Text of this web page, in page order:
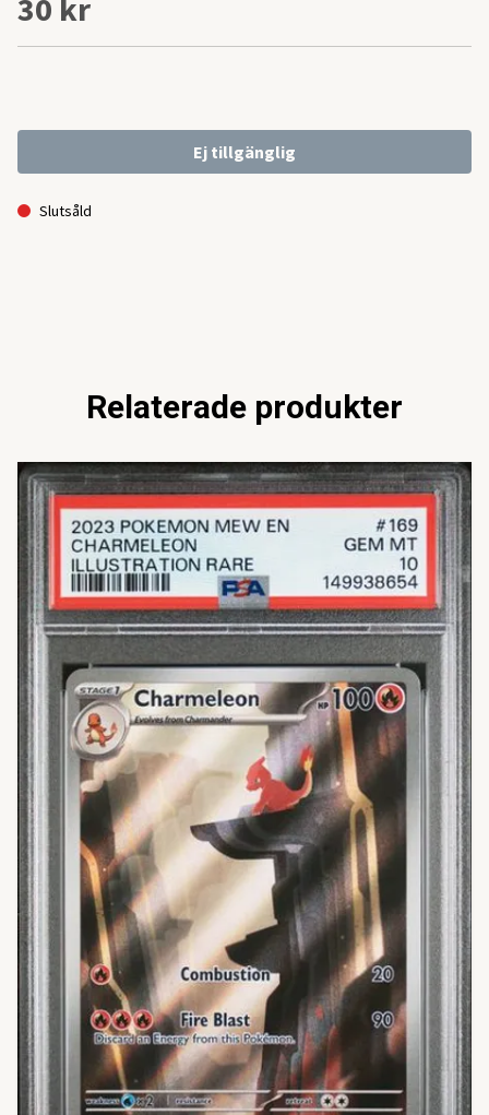
30 kr
Ej tillgänglig
Slutsåld
Relaterade produkter